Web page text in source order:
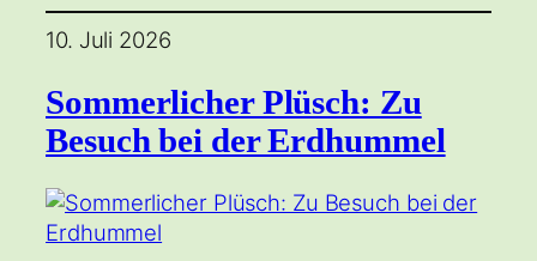
10. Juli 2026
Sommerlicher Plüsch: Zu
Besuch bei der Erdhummel